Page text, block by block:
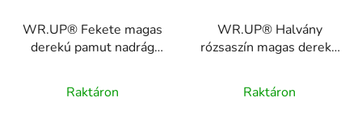
WR.UP® Fekete magas
derekú pamut nadrág
WRUP1HC001ORG, N
Raktáron
WR.UP® Halvány
rózsaszín magas derekú
RE(MOVE)
WRUP2HF426, Z85
Raktáron